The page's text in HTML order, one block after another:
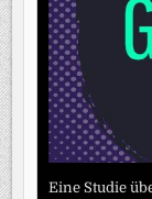
Eine Studie